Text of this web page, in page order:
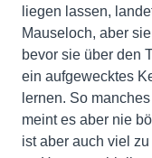
liegen lassen,
Mauseloch, aber
bevor sie über den
ein aufgewecktes
lernen. So
meint es aber nie
ist aber auch viel